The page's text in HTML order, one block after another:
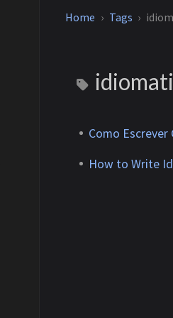
Home Tags
Como
How to Write